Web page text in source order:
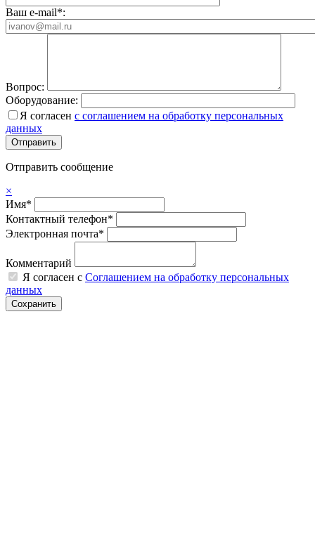
Ваш e-mail*:
Вопрос:
Оборудование:
Я согласен с соглашением на обработку персональных
данных
Отправить сообщение
×
Имя*
Контактный телефон*
Электронная почта*
Комментарий
Я согласен с Соглашением на обработку персональных
данных